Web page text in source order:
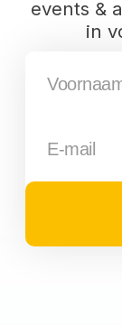
events &
in